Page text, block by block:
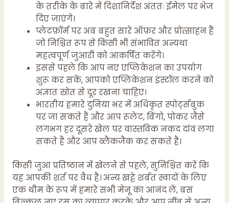
के तरीके के बारे में दिशानिर्देश अंततः ईमेल पर भेज
दिए जाएंगे।
प्लेटफ़ॉर्म पर अब बहुत सारे ऑफ़र और प्रोत्साहन हैं
जो निश्चित रूप से किसी भी संभावित अन्यथा
महत्वपूर्ण जुआरी को आकर्षित करेंगे।
इससे पहले कि आप नए एप्लिकेशन का उपयोग
शुरू कर सकें, आपको एप्लिकेशन इंस्टॉल करने को
अज्ञात स्रोत से दूर रखना चाहिए।
भारतीय हमारे दुनिया भर में अधिकृत स्पोर्ट्सबुक
पर जा सकते हैं और आप रूलेट, बिंगो, पोकर जैसे
लगभग हर दूसरे खेल पर वास्तविक नकद दांव लगा
सकते हैं और आप ब्लैकजैक कर सकते हैं।
किसी जुआ प्रतिष्ठान में खेलने से पहले, सुनिश्चित करें कि
यह आपकी शर्त पर वैध है। अन्य खट्टे शर्बत स्वादों के लिए
एक थीम के रूप में हमारे सभी मेनू का आनंद लें, बस